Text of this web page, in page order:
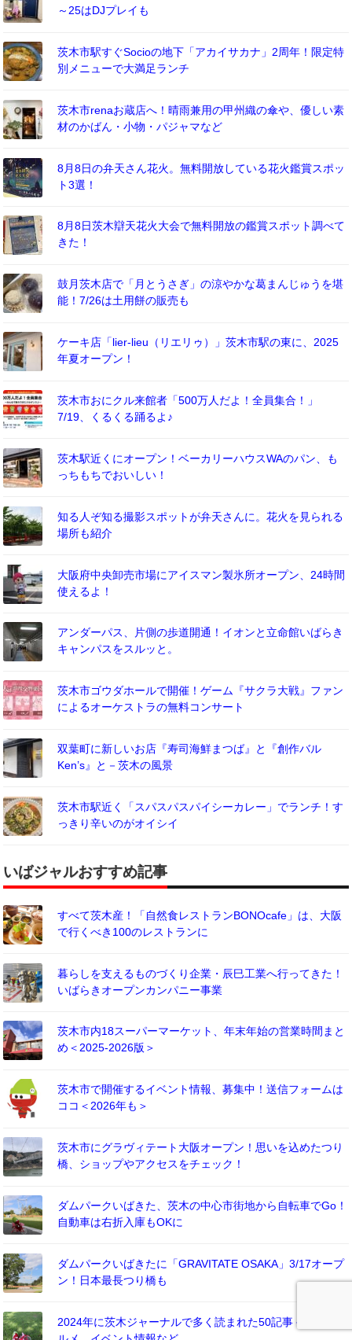
～25はDJプレイも
茨木市駅すぐSocioの地下「アカイサカナ」2周年！限定特
別メニューで大満足ランチ
茨木市renaお蔵店へ！晴雨兼用の甲州織の傘や、優しい素
材のかばん・小物・パジャマなど
8月8日の弁天さん花火。無料開放している花火鑑賞スポッ
ト3選！
8月8日茨木辯天花火大会で無料開放の鑑賞スポット調べて
きた！
鼓月茨木店で「月とうさぎ」の涼やかな葛まんじゅうを堪
能！7/26は土用餅の販売も
ケーキ店「lier-lieu（リエリゥ）」茨木市駅の東に、2025
年夏オープン！
茨木市おにクル来館者「500万人だよ！全員集合！」
7/19、くるくる踊るよ♪
茨木駅近くにオープン！ベーカリーハウスWAのパン、も
っちもちでおいしい！
知る人ぞ知る撮影スポットが弁天さんに。花火を見られる
場所も紹介
大阪府中央卸売市場にアイスマン製氷所オープン、24時間
使えるよ！
アンダーパス、片側の歩道開通！イオンと立命館いばらき
キャンパスをスルッと。
茨木市ゴウダホールで開催！ゲーム『サクラ大戦』ファン
によるオーケストラの無料コンサート
双葉町に新しいお店『寿司海鮮まつば』と『創作バル
Ken’s』と－茨木の風景
茨木市駅近く「スパスパスパイシーカレー」でランチ！す
っきり辛いのがオイシイ
いばジャルおすすめ記事
すべて茨木産！「自然食レストランBONOcafe」は、大阪
で行くべき100のレストランに
暮らしを支えるものづくり企業・辰巳工業へ行ってきた！
いばらきオープンカンパニー事業
茨木市内18スーパーマーケット、年末年始の営業時間まと
め＜2025-2026版＞
茨木市で開催するイベント情報、募集中！送信フォームは
ココ＜2026年も＞
茨木市にグラヴィテート大阪オープン！思いを込めたつり
橋、ショップやアクセスをチェック！
ダムパークいばきた、茨木の中心市街地から自転車でGo！
自動車は右折入庫もOKに
ダムパークいばきたに「GRAVITATE OSAKA」3/17オープ
ン！日本最長つり橋も
2024年に茨木ジャーナルで多く読まれた50記事－風景やグ